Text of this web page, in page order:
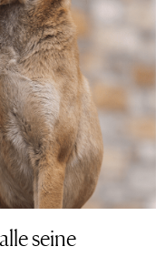
seine